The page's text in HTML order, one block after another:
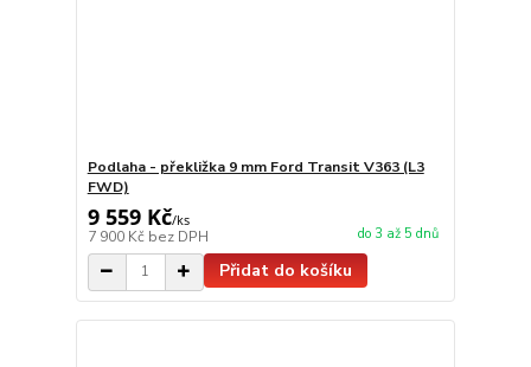
Podlaha - překližka 9 mm Ford Transit V363 (L3
FWD)
9 559 Kč/ks
7 900 Kč bez DPH do 3 až 5 dnů
Přidat do košíku